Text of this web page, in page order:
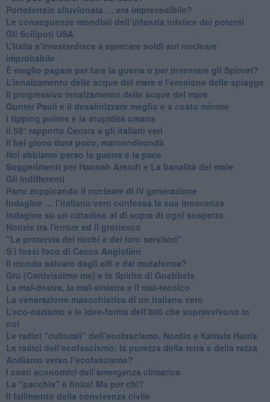
​Portoferraio alluvionata … era imprevedibile?
Le conseguenze mondiali dell’infanzia infelice dei potenti
​Gli Scilipoti USA
L’Italia s’intestardisce a sprecare soldi sul nucleare
improbabile
È meglio pagare per fare la guerra o per inventare gli Spinrel?
​L’innalzamento delle acque del mare e l’erosione delle spiagge
​Il progressivo innalzamento delle acque del mare
​Gunter Pauli e il desalinizzare meglio e a costo minore
I tipping points e la stupidità umana
​Il 58° rapporto Censis e gli italiani veri
​Il bel gioco dura poco, marcondirondà
Noi abbiamo perso la guerra e la pace
Suggerimenti per Hannah Arendt e La banalità del male
​Gli indifferenti
Parte zoppicando il nucleare di IV generazione
​Indagine … l’italiano vero confessa la sua innocenza
Indagine su un cittadino al di sopra di ogni sospetto
Notizie tra l'orrore ed il grottesco
"La protervia dei ricchi e dei loro servitori"
S’i fossi foco di Cecco Angiolieri
​Il mondo salvato dagli elfi e dai mutaforma?
Gru (Cattivissimo me) e lo Spirito di Goebbels
​La mal-destra, la mal-sinistra e il mal-tecnico
​La venerazione masochistica di un italiano vero
​L’eco-nazismo e le idee-forma dell’800 che sopravvivono in
noi
​Le radici “culturali” dell’ecofascismo, Nordio e Kamala Harris
Le radici dell’ecofascismo: la purezza della terra e della razza
Andiamo verso l’ecofascismo?
I costi economici dell’emergenza climatica
​La “pacchia” è finita! Ma per chi?
​Il fallimento della convivenza civile